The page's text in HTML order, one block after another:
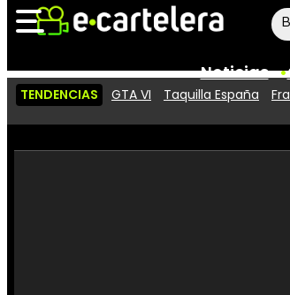
Noticias
Vídeos
TENDENCIAS GTA VI Taquilla España